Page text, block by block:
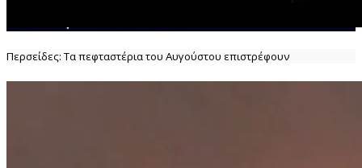
Περσείδες: Τα πεφταστέρια του Αυγούστου επιστρέφουν